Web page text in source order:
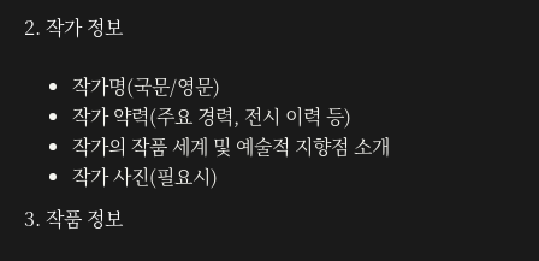
2. 작가 정보
작가명(국문/영문)
작가 약력(주요 경력, 전시 이력 등)
작가의 작품 세계 및 예술적 지향점 소개
작가 사진(필요시)
3. 작품 정보